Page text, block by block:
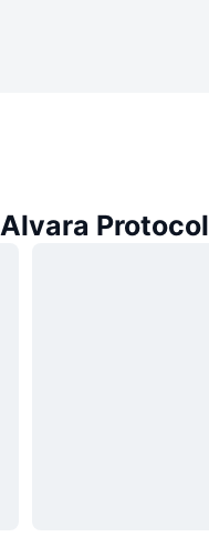
Protocol